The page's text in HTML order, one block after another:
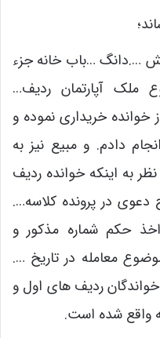
….دانگ …باب خانه جزء
آپارتمان ردیف…
خریداری نموده و
دادم. و مبیع نیز به
به اینکه خوانده ردیف
دعوی در پرونده کلاسه….
حکم شماره مذکور و
معامله در تاریخ ….
ردیف­ های اول و
واقع شده است.